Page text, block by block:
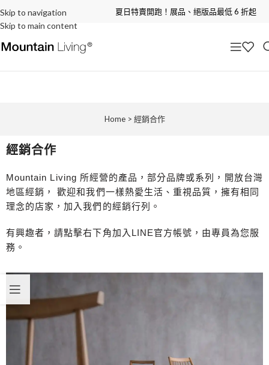
Skip to navigation
Skip to main content
夏日特賣開跑！展品、絕版品最低 6 折起
Home> 經銷合作
經銷合作
Mountain Living 所經營的產品，部分品牌或系列，開放台灣
地區經銷， 歡迎和我們一樣熱愛生活、重視品質，擁有相同
理念的店家，加入我們的經銷行列。
有興趣者，請點擊右下角加入LINE官方帳號，由專員為您服
務。